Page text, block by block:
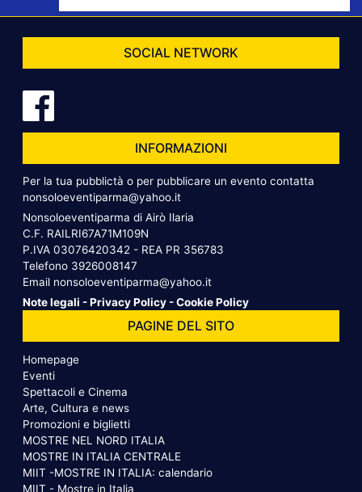
SOCIAL NETWORK
INFORMAZIONI
Per la tua pubblictà o per pubblicare un evento contatta
nonsoloeventiparma@yahoo.it
Nonsoloeventiparma di Airò Ilaria
C.F. RAILRI67A71M109N
P.IVA 03076420342 - REA PR 356783
Telefono 3926008147
Email nonsoloeventiparma@yahoo.it
Note legali -Privacy Policy -Cookie Policy
PAGINE DEL SITO
Homepage
Eventi
Spettacoli e Cinema
Arte, Cultura e news
Promozioni e biglietti
MOSTRE NEL NORD ITALIA
MOSTRE IN ITALIA CENTRALE
MIIT -MOSTRE IN ITALIA: calendario
MIIT - Mostre in Italia